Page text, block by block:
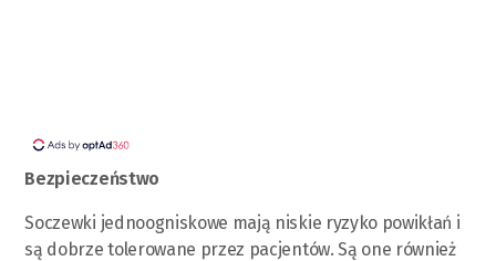
Bezpieczeństwo
Soczewki jednoogniskowe mają niskie ryzyko powikłań i
są dobrze tolerowane przez pacjentów. Są one również